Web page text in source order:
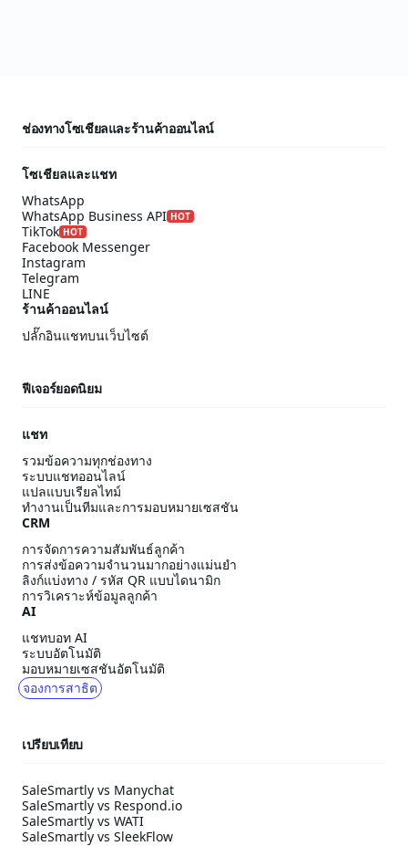
ช่องทางโซเชียลและร้านค้าออนไลน์
โซเชียลและแชท
WhatsApp
WhatsApp Business API HOT
TikTok HOT
Facebook Messenger
Instagram
Telegram
LINE
ร้านค้าออนไลน์
ปลั๊กอินแชทบนเว็บไซต์
ฟีเจอร์ยอดนิยม
แชท
รวมข้อความทุกช่องทาง
ระบบแชทออนไลน์
แปลแบบเรียลไทม์
ทำงานเป็นทีมและการมอบหมายเซสชัน
CRM
การจัดการความสัมพันธ์ลูกค้า
การส่งข้อความจำนวนมากอย่างแม่นยำ
ลิงก์แบ่งทาง / รหัส QR แบบไดนามิก
การวิเคราะห์ข้อมูลลูกค้า
AI
แชทบอท AI
ระบบอัตโนมัติ
มอบหมายเซสชันอัตโนมัติ
จองการสาธิต
เปรียบเทียบ
SaleSmartly vs Manychat
SaleSmartly vs Respond.io
SaleSmartly vs WATI
SaleSmartly vs SleekFlow